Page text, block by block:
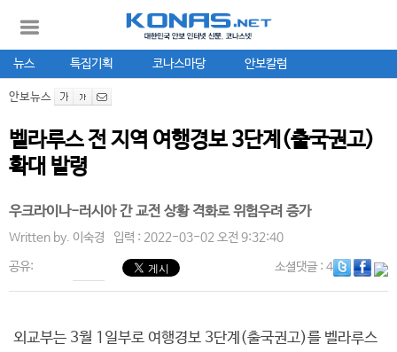
뉴스 특집기획 코나스마당 안보칼럼
안보뉴스
벨라루스 전 지역 여행경보 3단계(출국권고)
확대 발령
우크라이나-러시아 간 교전 상황 격화로 위험우려 증가
Written by. 이숙경 입력 : 2022-03-02 오전 9:32:40
공유: 소셜댓글: 4
외교부는 3월 1일부로 여행경보 3단계(출국권고)를 벨라루스